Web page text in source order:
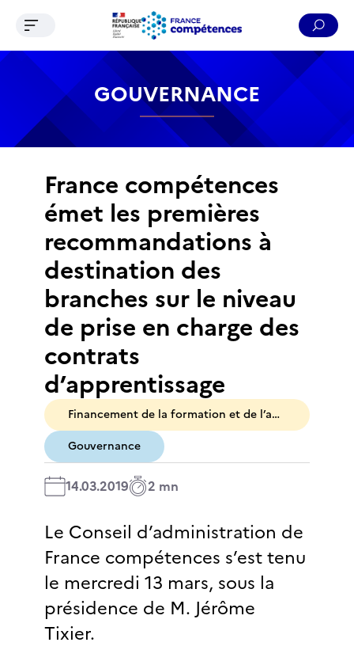
Contenu Recherche Menu Pied de page
Ouvrir le menu de navigation
GOUVERNANCE
France compétences
émet les premières
recommandations à
destination des
branches sur le niveau
de prise en charge des
contrats
d’apprentissage
Financement de la formation et de l’apprentissage
Gouvernance
14.03.2019 2 mn
Le Conseil d’administration de
France compétences s’est tenu
le mercredi 13 mars, sous la
présidence de M. Jérôme
Tixier.